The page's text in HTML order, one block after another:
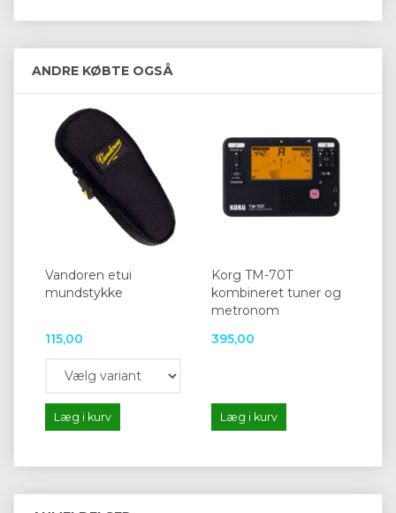
ANDRE KØBTE OGSÅ
Vandoren etui
mundstykke
115,00
Læg i kurv
Korg TM-70T
kombineret tuner og
metronom
395,00
Læg i kurv